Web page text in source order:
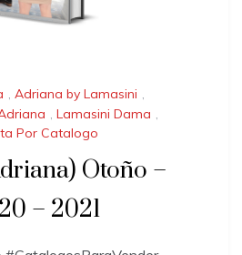
, Adriana by Lamasini ,
, Lamasini Dama ,
Por Catalogo
Otoño –
– 2021